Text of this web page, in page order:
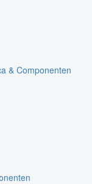
& Componenten